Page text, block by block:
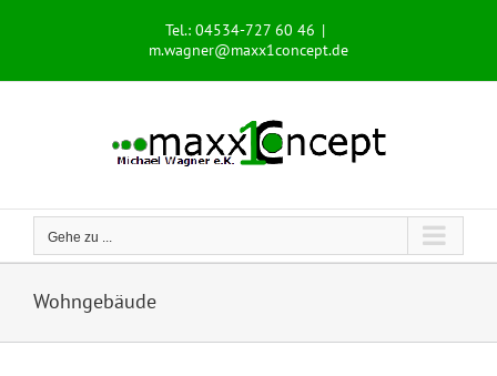
Tel.: 04534-727 60 46 |
m.wagner@maxx1concept.de
Gehe zu ...
Wohngebäude